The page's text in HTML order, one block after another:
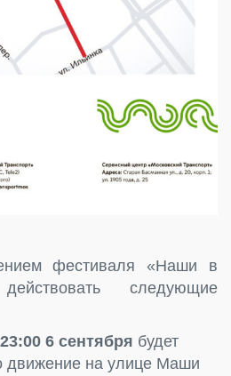
фестиваля «Наши в
следующие
6 сентября будет
движение на улице Маши